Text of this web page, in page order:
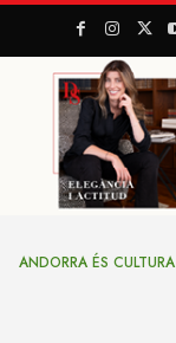
ANDORRA ÉS CULTURA